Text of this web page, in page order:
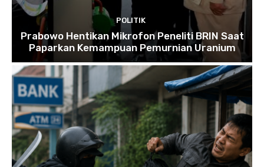
POLITIK
Prabowo Hentikan Mikrofon Peneliti BRIN Saat
Paparkan Kemampuan Pemurnian Uranium